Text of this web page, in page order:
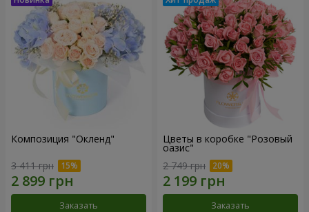
Композиция "Окленд"
3 411 грн
Заказать
Цветы в коробке "Розовый
оазис"
2 749 грн
Заказать